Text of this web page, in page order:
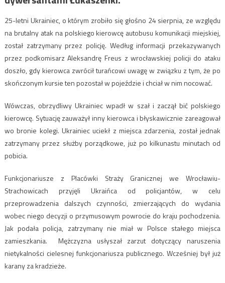
25-letni Ukrainiec, o którym zrobiło się głośno 24 sierpnia, ze względu
na brutalny atak na polskiego kierowcę autobusu komunikacji miejskiej,
został zatrzymany przez policję. Według informacji przekazywanych
przez podkomisarz Aleksandrę Freus z wrocławskiej policji do ataku
doszło, gdy kierowca zwrócił turańcowi uwagę w związku z tym, że po
skończonym kursie ten pozostał w pojeździe i chciał w nim nocować.
Wówczas, obrzydliwy Ukrainiec wpadł w szał i zaczął bić polskiego
kierowcę. Sytuację zauważył inny kierowca i błyskawicznie zareagował
wo bronie kolegi. Ukrainiec uciekł z miejsca zdarzenia, został jednak
zatrzymany przez służby porządkowe, już po kilkunastu minutach od
pobicia.
Funkcjonariusze z Placówki Straży Granicznej we Wrocławiu-
Strachowicach przyjęli Ukraińca od policjantów, w celu
przeprowadzenia dalszych czynności, zmierzających do wydania
wobec niego decyzji o przymusowym powrocie do kraju pochodzenia.
Jak podała policja, zatrzymany nie miał w Polsce stałego miejsca
zamieszkania. Mężczyzna usłyszał zarzut dotyczący naruszenia
nietykalności cielesnej funkcjonariusza publicznego. Wcześniej był już
karany za kradzieże.